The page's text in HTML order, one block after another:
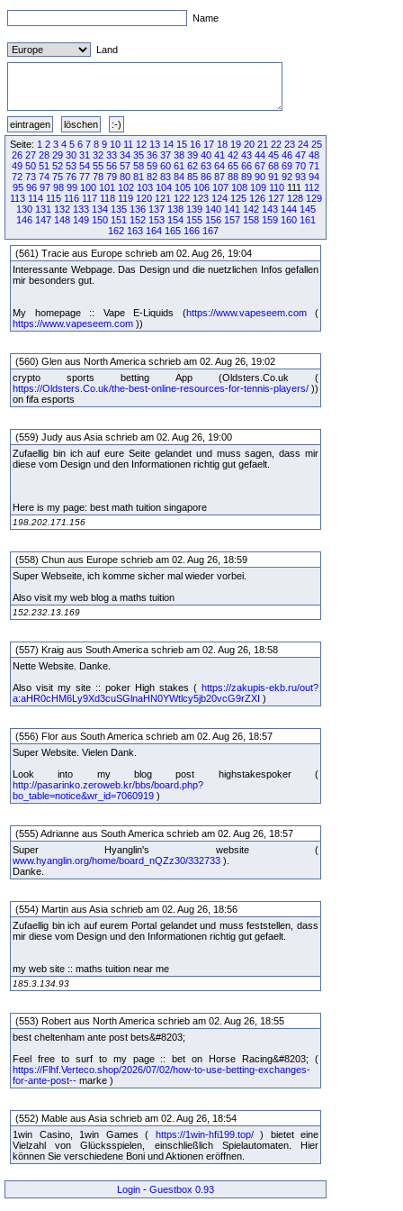
Name
Land
Seite: 1 2 3 4 5 6 7 8 9 10 11 12 13 14 15 16 17 18 19 20 21 22 23 24 25
26 27 28 29 30 31 32 33 34 35 36 37 38 39 40 41 42 43 44 45 46 47 48
49 50 51 52 53 54 55 56 57 58 59 60 61 62 63 64 65 66 67 68 69 70 71
72 73 74 75 76 77 78 79 80 81 82 83 84 85 86 87 88 89 90 91 92 93 94
95 96 97 98 99 100 101 102 103 104 105 106 107 108 109 110111 112
113 114 115 116 117 118 119 120 121 122 123 124 125 126 127 128 129
130 131 132 133 134 135 136 137 138 139 140 141 142 143 144 145
146 147 148 149 150 151 152 153 154 155 156 157 158 159 160 161
162 163 164 165 166 167
(561) Tracie aus Europe schrieb am 02. Aug 26, 19:04
Interessante Webpage. Das Design und die nuetzlichen Infos gefallen
mir besonders gut.
My homepage :: Vape E-Liquids (https://www.vapeseem.com(
https://www.vapeseem.com ))
(560) Glen aus North America schrieb am 02. Aug 26, 19:02
crypto sports betting App (Oldsters.Co.uk (
https://Oldsters.Co.uk/the-best-online-resources-for-tennis-players/ ))
on fifa esports
(559) Judy aus Asia schrieb am 02. Aug 26, 19:00
Zufaellig bin ich auf eure Seite gelandet und muss sagen, dass mir
diese vom Design und den Informationen richtig gut gefaelt.
Here is my page: best math tuition singapore
198.202.171.156
(558) Chun aus Europe schrieb am 02. Aug 26, 18:59
Super Webseite, ich komme sicher mal wieder vorbei.
Also visit my web blog a maths tuition
152.232.13.169
(557) Kraig aus South America schrieb am 02. Aug 26, 18:58
Nette Website. Danke.
Also visit my site :: poker High stakes ( https://zakupis-ekb.ru/out?
a:aHR0cHM6Ly9Xd3cuSGlnaHN0YWtlcy5jb20vcG9rZXI )
(556) Flor aus South America schrieb am 02. Aug 26, 18:57
Super Website. Vielen Dank.
Look into my blog post highstakespoker (
http://pasarinko.zeroweb.kr/bbs/board.php?
bo_table=notice&wr_id=7060919 )
(555) Adrianne aus South America schrieb am 02. Aug 26, 18:57
Super Hyanglin's website (
www.hyanglin.org/home/board_nQZz30/332733 ).
Danke.
(554) Martin aus Asia schrieb am 02. Aug 26, 18:56
Zufaellig bin ich auf eurem Portal gelandet und muss feststellen, dass
mir diese vom Design und den Informationen richtig gut gefaelt.
my web site :: maths tuition near me
185.3.134.93
(553) Robert aus North America schrieb am 02. Aug 26, 18:55
best cheltenham ante post bets&#8203;
Feel free to surf to my page :: bet on Horse Racing&#8203; (
https://Flhf.Verteco.shop/2026/07/02/how-to-use-betting-exchanges-
for-ante-post-- marke )
(552) Mable aus Asia schrieb am 02. Aug 26, 18:54
1win Casino, 1win Games ( https://1win-hfi199.top/) bietet eine
Vielzahl von Glücksspielen, einschließlich Spielautomaten. Hier
können Sie verschiedene Boni und Aktionen eröffnen.
Login - Guestbox 0.93